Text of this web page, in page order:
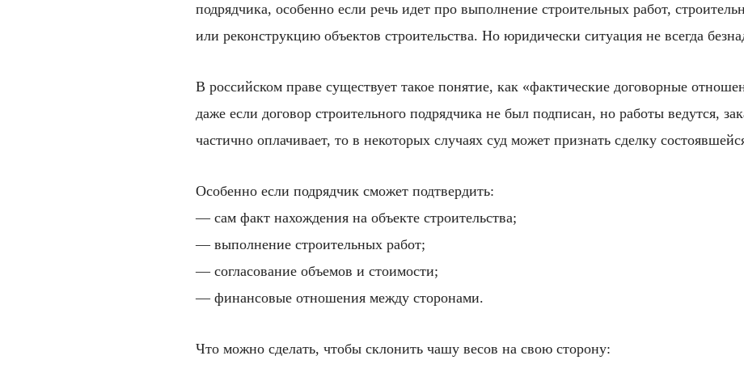
подрядчика, особенно если речь идет про выполнение строительных работ,
или реконструкцию объектов строительства. Но юридически ситуация не всегда
В российском праве существует такое понятие, как «фактические договорные
даже если договор строительного подрядчика не был подписан, но работы ведутся,
частично оплачивает, то в некоторых случаях суд может признать сделку
Особенно если подрядчик сможет подтвердить:
— сам факт нахождения на объекте строительства;
— выполнение строительных работ;
— согласование объемов и стоимости;
— финансовые отношения между сторонами.
Что можно сделать, чтобы склонить чашу весов на свою сторону: